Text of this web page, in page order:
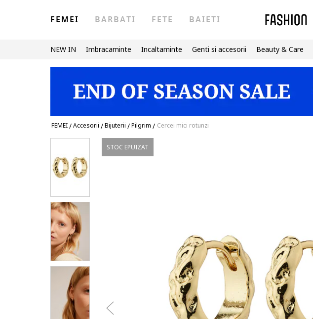
FEMEI BARBATI FETE BAIETI
NEW IN Imbracaminte Incaltaminte Genti si accesorii Beauty & Care
FEMEI/Accesorii /Bijuterii /Pilgrim / Cercei mici rotunzi
STOC EPUIZAT